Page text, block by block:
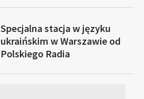
Specjalna stacja w języku
ukraińskim w Warszawie od
Polskiego Radia